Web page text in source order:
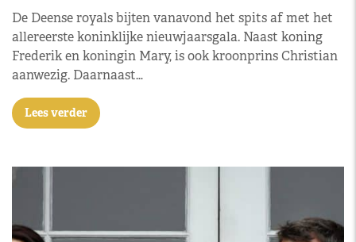
De Deense royals bijten vanavond het spits af met het
allereerste koninklijke nieuwjaarsgala. Naast koning
Frederik en koningin Mary, is ook kroonprins Christian
aanwezig. Daarnaast…
Lees verder